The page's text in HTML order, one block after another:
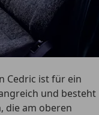
Cedric istfür ein
und besteht
die am oberen